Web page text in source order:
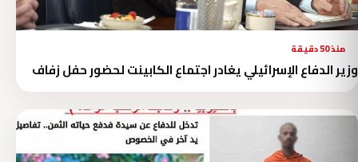
منذ 50 دقيقة
وزير الدفاع الإسرائيلي يغادر اجتماع الكابينت لحضور حفل زفاف